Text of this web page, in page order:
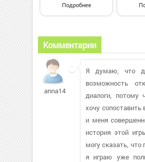
Подробнее
Комментарии
anna141182
Я думаю, что
возможность
диалоги, потому
хочу
и меня
история этой
могу сказать, что
я играю уже